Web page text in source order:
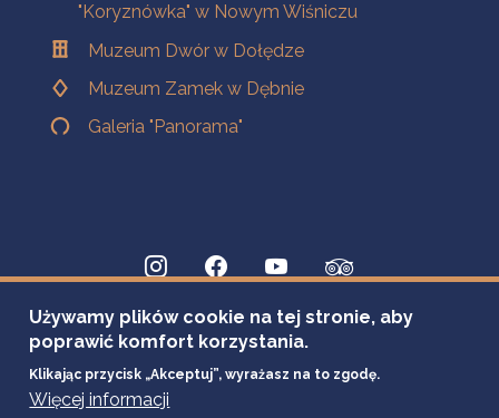
"Koryznówka" w Nowym Wiśniczu
Muzeum Dwór w Dołędze
Muzeum Zamek w Dębnie
Galeria "Panorama"
Używamy plików cookie na tej stronie, aby
poprawić komfort korzystania.
Klikając przycisk „Akceptuj”, wyrażasz na to zgodę.
Więcej informacji